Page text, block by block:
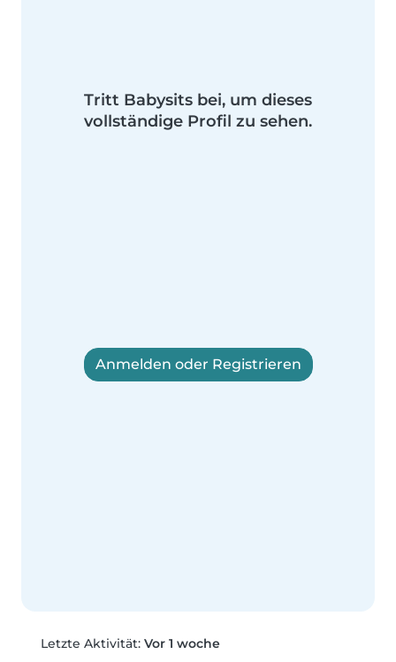
Tritt Babysits bei, um dieses
vollständige Profil zu sehen.
Anmelden oder Registrieren
Letzte Aktivität: Vor 1 woche